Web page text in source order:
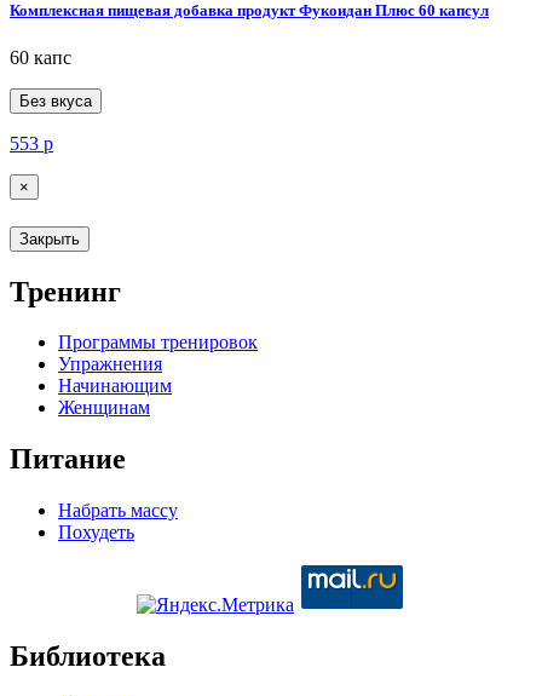
Комплексная пищевая добавка продукт Фукоидан Плюс 60 капсул
60 капс
Без вкуса
553 р
×
Закрыть
Тренинг
Программы тренировок
Упражнения
Начинающим
Женщинам
Питание
Набрать массу
Похудеть
Библиотека